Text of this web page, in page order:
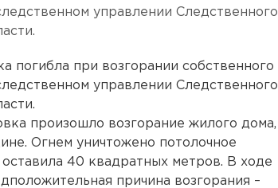
управлении Следственного
погибла при возгорании собственного
управлении Следственного
произошло возгорание жилого дома,
Огнем уничтожено потолочное
40 квадратных метров. В ходе
причина возгорания –